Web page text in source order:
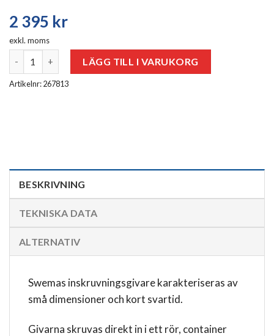
2 395 kr
exkl. moms
Ni100 inskruvningsgivare mängdLÄGG TILL I VARUKORG
Artikelnr: 267813
BESKRIVNING
TEKNISKA DATA
ALTERNATIV
Swemas inskruvningsgivare karakteriseras av
små dimensioner och kort svartid.
Givarna skruvas direkt in i ett rör, container